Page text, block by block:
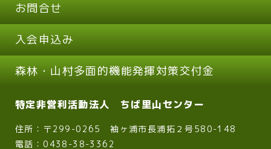
お問合せ
入会申込み
森林・山村多面的機能発揮対策交付金
特定非営利活動法人 ちば里山センター
住所：〒299-0265 袖ヶ浦市長浦拓２号580-148
電話：0438-38-3362